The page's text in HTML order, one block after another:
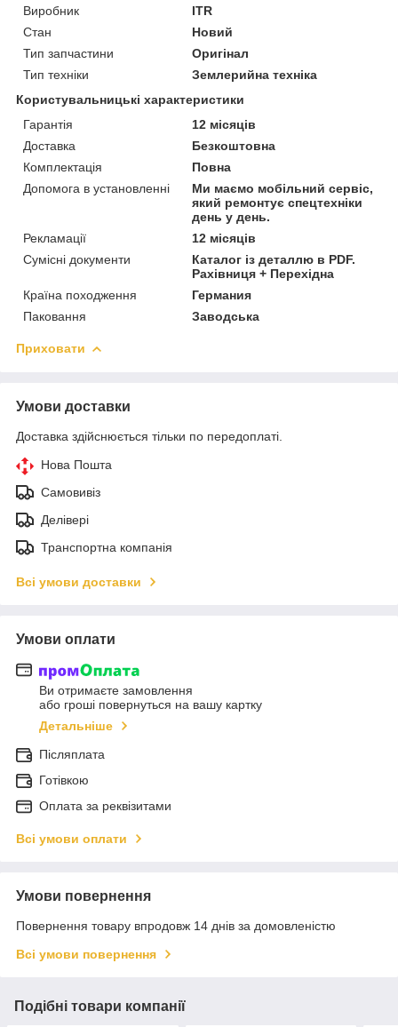
Виробник
ITR
Стан
Новий
Тип запчастини
Оригінал
Тип техніки
Землерийна техніка
Користувальницькі характеристики
Гарантія
12 місяців
Доставка
Безкоштовна
Комплектація
Повна
Допомога в установленні
Ми маємо мобільний сервіс,
який ремонтує спецтехніки
день у день.
Рекламації
12 місяців
Сумісні документи
Каталог із деталлю в PDF.
Рахівниця + Перехідна
Країна походження
Германия
Паковання
Заводська
Приховати
Умови доставки
Доставка здійснюється тільки по передоплаті.
Нова Пошта
Самовивіз
Делівері
Транспортна компанія
Всі умови доставки
Умови оплати
Ви отримаєте замовлення
або гроші повернуться на вашу картку
Детальніше
Післяплата
Готівкою
Оплата за реквізитами
Всі умови оплати
Умови повернення
Повернення товару впродовж 14 днів за домовленістю
Всі умови повернення
Подібні товари компанії